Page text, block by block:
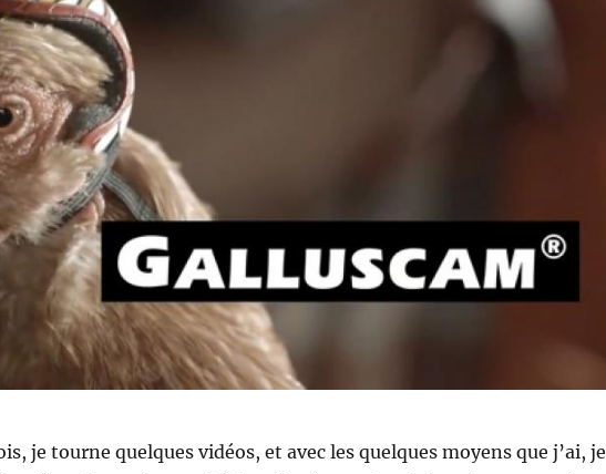
je tourne quelques vidéos, et avec les quelques moyens que j’ai, je